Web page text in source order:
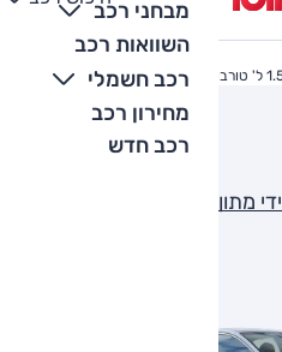
מבחני רכב
השוואות רכב
רכב חשמלי
מחירון רכב
רכב חדש